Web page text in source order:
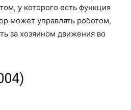
у которого есть функция
может управлять роботом,
за хозяином движения во